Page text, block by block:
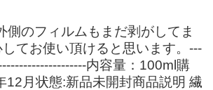
側のフィルムもまだ剥がしてま
てお使い頂けると思います。---
内容量：100ml購
12月状態:新品未開封商品説明 繊